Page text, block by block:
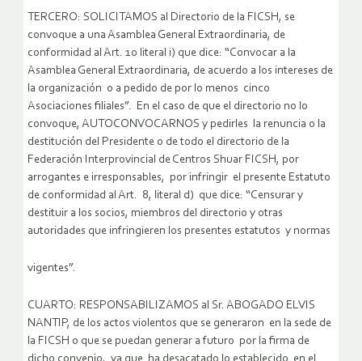
TERCERO: SOLICITAMOS al Directorio de la FICSH, se
convoque a una Asamblea General Extraordinaria, de
conformidad al Art. 10 literal i) que dice: “Convocar a la
Asamblea General Extraordinaria, de acuerdo a los intereses de
la organización o a pedido de por lo menos cinco
Asociaciones filiales”. En el caso de que el directorio no lo
convoque, AUTOCONVOCARNOS y pedirles la renuncia o la
destitución del Presidente o de todo el directorio de la
Federación Interprovincial de Centros Shuar FICSH, por
arrogantes e irresponsables, por infringir el presente Estatuto
de conformidad al Art. 8, literal d) que dice: “Censurar y
destituir a los socios, miembros del directorio y otras
autoridades que infringieren los presentes estatutos y normas
vigentes”.
CUARTO: RESPONSABILIZAMOS al Sr. ABOGADO ELVIS
NANTIP, de los actos violentos que se generaron en la sede de
la FICSH o que se puedan generar a futuro por la firma de